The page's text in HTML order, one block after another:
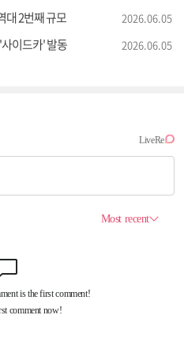
대 2번째 규모 2026.06.05
이드카' 발동 2026.06.05